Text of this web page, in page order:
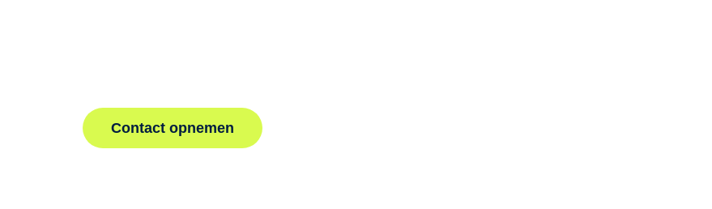
Contact opnemen